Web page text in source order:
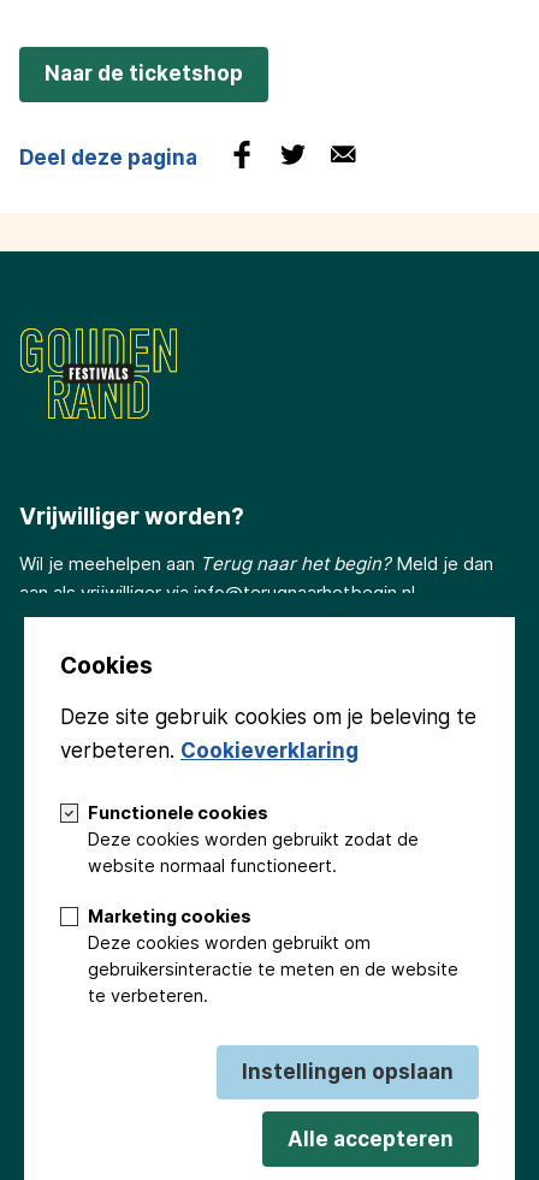
Cookies
Deze site gebruik cookies om je beleving te
verbeteren. Cookieverklaring
Functionele cookies
Deze cookies worden gebruikt zodat de
website normaal functioneert.
Marketing cookies
Deze cookies worden gebruikt om
gebruikersinteractie te meten en de website
te verbeteren.
Instellingen opslaan
Alle accepteren
Naar de ticketshop
Deel deze pagina
Vrijwilliger worden?
Wil je meehelpen aan Terug naar het begin? Meld je dan
aan als vrijwilliger via info@terugnaarhetbegin.nl
Groninger Kerken Gemeente Eemsdelta
Provincie Groningen
Stichting Beringer Hazewinkel
Fonds Podiumkunsten
Stichting Promotionele Activiteiten Appingedam
Cultuurfonds / Jan Steen Fonds
Fonds 21 Groningen Seaports
Enexis
De Terugkeerders